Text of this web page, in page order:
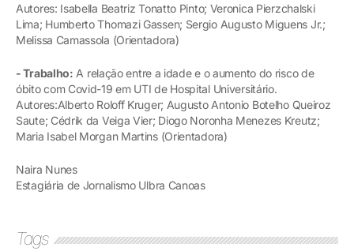
Autores: Isabella Beatriz Tonatto Pinto; Veronica Pierzchalski
Lima; Humberto Thomazi Gassen; Sergio Augusto Miguens Jr.;
Melissa Camassola (Orientadora)
- Trabalho: A relação entre a idade e o aumento do risco de
óbito com Covid-19 em UTI de Hospital Universitário.
Autores:Alberto Roloff Kruger; Augusto Antonio Botelho Queiroz
Saute; Cédrik da Veiga Vier; Diogo Noronha Menezes Kreutz;
Maria Isabel Morgan Martins (Orientadora)
Naira Nunes
Estagiária de Jornalismo Ulbra Canoas
Tags